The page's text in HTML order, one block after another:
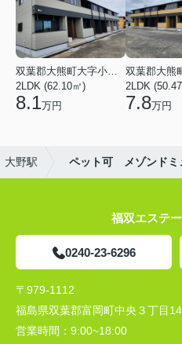
双葉郡大熊町大字小入野字西大和久
2LDK (62.10㎡)
8.1万円
2LDK
7.8万円
大野駅 ペット可 メゾンドミ
福双エステ
0240-23-6296
〒979-1112
福島県双葉郡富岡町中央３丁目
営業時間： 9:00~18:00